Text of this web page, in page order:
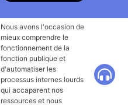
Nous avons l'occasion de
mieux comprendre le
fonctionnement de la
fonction publique et
d'automatiser les
processus internes lourds
qui accaparent nos
ressources et nous